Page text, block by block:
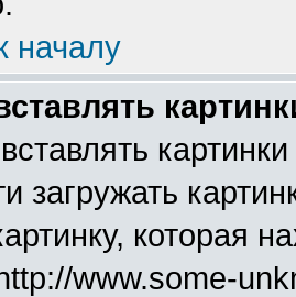
началу
загружать
которая
www.some-